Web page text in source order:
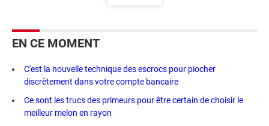
EN CE MOMENT
C'est la nouvelle technique des escrocs pour piocher
discrètement dans votre compte bancaire
Ce sont les trucs des primeurs pour être certain de choisir le
meilleur melon en rayon